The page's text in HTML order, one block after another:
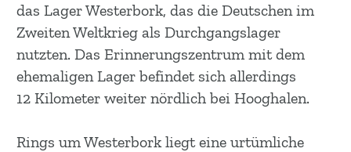
das Lager Westerbork, das die Deutschen im
Zweiten Weltkrieg als Durchgangslager
nutzten. Das Erinnerungszentrum mit dem
ehemaligen Lager befindet sich allerdings
12 Kilometer weiter nördlich bei Hooghalen.
Rings um Westerbork liegt eine urtümliche